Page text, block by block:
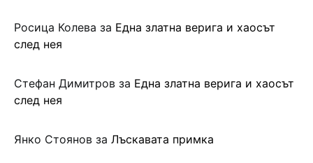
Росица Колева за Една златна верига и хаосът
след нея
Стефан Димитров за Една златна верига и хаосът
след нея
Янко Стоянов за Лъскавата примка